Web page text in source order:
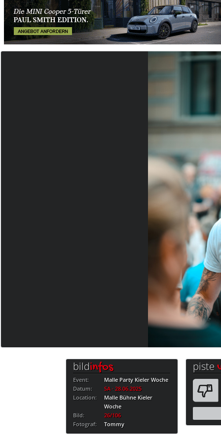
bildinfos
Event:
Malle Party Kieler Woche
Datum:
SA · 28.06.2025
Location:
Malle Bühne Kieler
Woche
Bild:
26/106
Fotograf:
Tommy
piste